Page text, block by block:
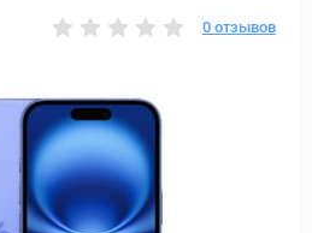
0 отзывов